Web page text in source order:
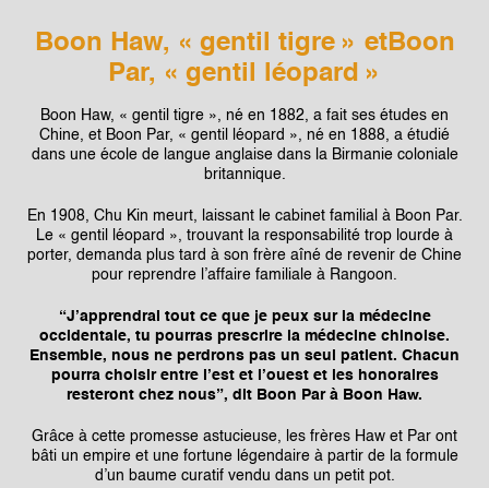
Boon Haw, « gentil tigre » etBoon
Par, « gentil léopard »
Boon Haw, « gentil tigre », né en 1882, a fait ses études en
Chine, et Boon Par, « gentil léopard », né en 1888, a étudié
dans une école de langue anglaise dans la Birmanie coloniale
britannique.
En 1908, Chu Kin meurt, laissant le cabinet familial à Boon Par.
Le « gentil léopard », trouvant la responsabilité trop lourde à
porter, demanda plus tard à son frère aîné de revenir de Chine
pour reprendre l’affaire familiale à Rangoon.
“J’apprendrai tout ce que je peux sur la médecine
occidentale, tu pourras prescrire la médecine chinoise.
Ensemble, nous ne perdrons pas un seul patient. Chacun
pourra choisir entre l’est et l’ouest et les honoraires
resteront chez nous”, dit Boon Par à Boon Haw.
Grâce à cette promesse astucieuse, les frères Haw et Par ont
bâti un empire et une fortune légendaire à partir de la formule
d’un baume curatif vendu dans un petit pot.